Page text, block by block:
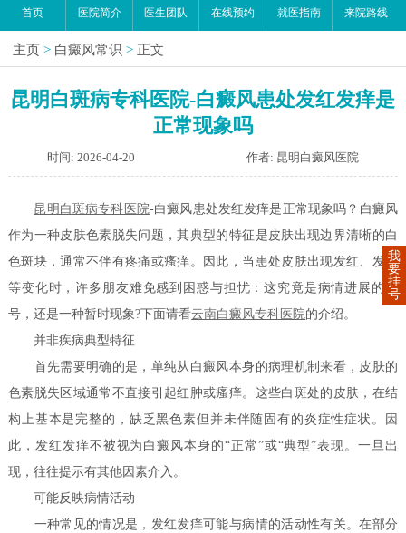
首页 医院简介 医生团队 在线预约 就医指南 来院路线
主页 > 白癜风常识 > 正文
昆明白斑病专科医院-白癜风患处发红发痒是
正常现象吗
时间: 2026-04-20 作者: 昆明白癜风医院
昆明白斑病专科医院-白癜风患处发红发痒是正常现象吗？白癜风
作为一种皮肤色素脱失问题，其典型的特征是皮肤出现边界清晰的白
色斑块，通常不伴有疼痛或瘙痒。因此，当患处皮肤出现发红、发痒
等变化时，许多朋友难免感到困惑与担忧：这究竟是病情进展的信
号，还是一种暂时现象?下面请看云南白癜风专科医院的介绍。
并非疾病典型特征
首先需要明确的是，单纯从白癜风本身的病理机制来看，皮肤的
色素脱失区域通常不直接引起红肿或瘙痒。这些白斑处的皮肤，在结
构上基本是完整的，缺乏黑色素但并未伴随固有的炎症性症状。因
此，发红发痒不被视为白癜风本身的“正常”或“典型”表现。一旦出
现，往往提示有其他因素介入。
可能反映病情活动
一种常见的情况是，发红发痒可能与病情的活动性有关。在部分
我
要
挂
号